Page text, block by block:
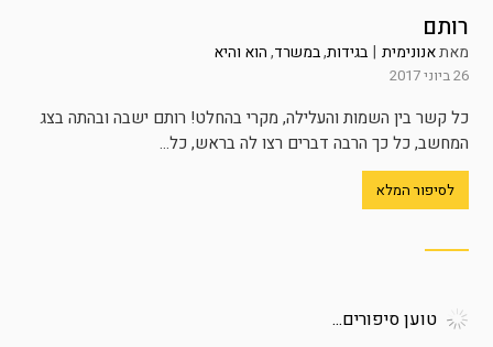
רותם
מאתאנונימית | בגידות,במשרד,הוא והיא
26 ביוני 2017
כל קשר בין השמות והעלילה, מקרי בהחלט! רותם ישבה ובהתה בצג
המחשב, כל כך הרבה דברים רצו לה בראש, כל...
לסיפור המלא
טוען סיפורים...